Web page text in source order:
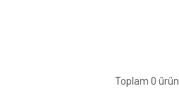
Toplam 0 ürün